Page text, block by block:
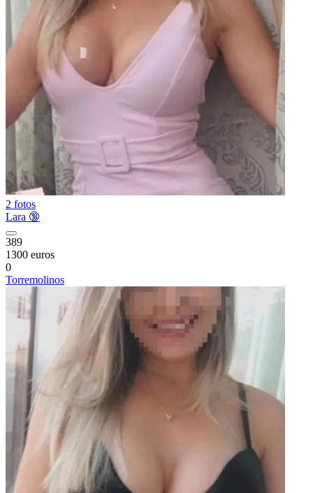
2 fotos
Lara 🔞
389
1300 euros
0
Torremolinos